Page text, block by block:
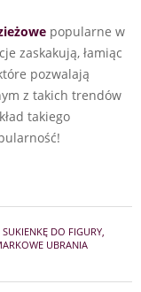
popularne w
zaskakują, łamiąc
pozwalają
z takich trendów
takiego
SUKIENKĘ DO FIGURY
UBRANIA